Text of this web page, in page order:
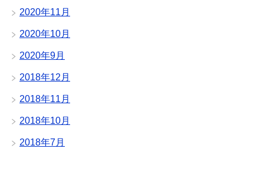
2020年11月
2020年10月
2020年9月
2018年12月
2018年11月
2018年10月
2018年7月